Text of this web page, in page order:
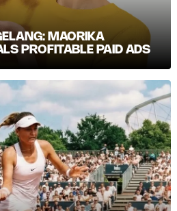
MAORIKA
PROFITABLE PAID ADS